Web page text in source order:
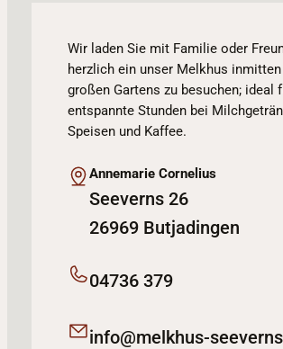
Wir laden Sie mit Familie oder
herzlich ein unser Melkhus
großen Gartens zu besuchen; ideal
entspannte Stunden bei
Speisen und Kaffee.
Annemarie Cornelius
Seeverns 26
26969 Butjadingen
04736 379
info@melkhus-